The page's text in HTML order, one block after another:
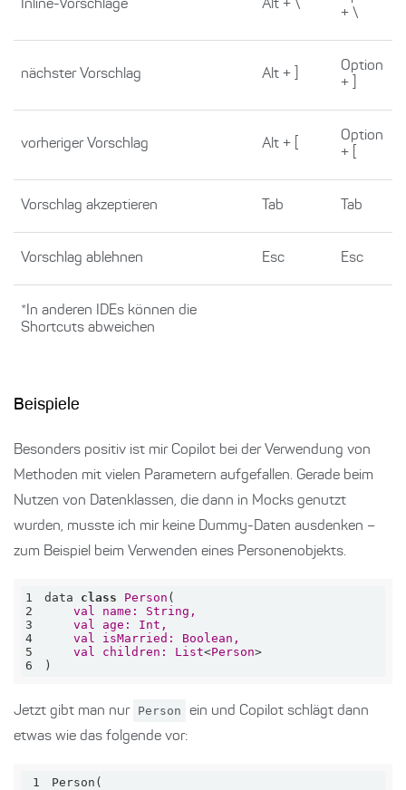
Inline-Vorschläge Alt + \
+ \
nächster Vorschlag Alt + ]
Option
+ ]
vorheriger Vorschlag Alt + [
Option
+ [
Vorschlag akzeptieren Tab Tab
Vorschlag ablehnen Esc Esc
*In anderen IDEs können die
Shortcuts abweichen
Beispiele
Besonders positiv ist mir Copilot bei der Verwendung von
Methoden mit vielen Parametern aufgefallen. Gerade beim
Nutzen von Datenklassen, die dann in Mocks genutzt
wurden, musste ich mir keine Dummy-Daten ausdenken –
zum Beispiel beim Verwenden eines Personenobjekts.
1 data class Person
2
val name: String
3
val age: Int
4
val isMarried: Boolean
5
val children: List<Person
6
)
Jetzt gibt man nur Person
ein und Copilot schlägt dann
etwas wie das folgende vor:
1